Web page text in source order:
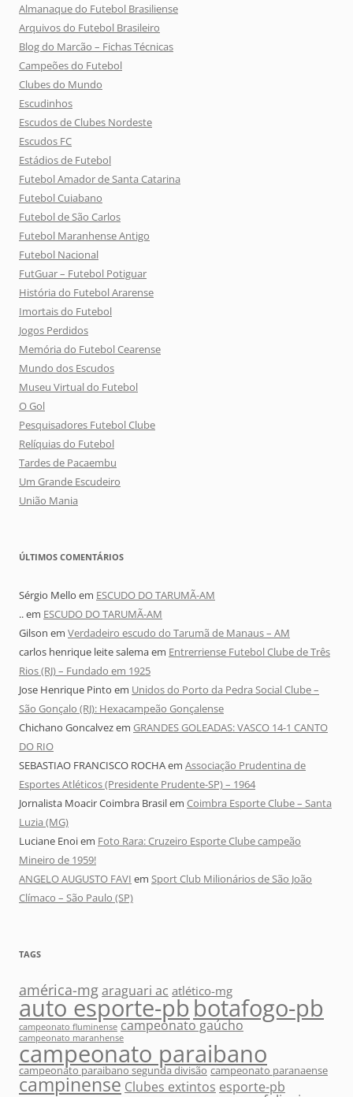
Almanaque do Futebol Brasiliense
Arquivos do Futebol Brasileiro
Blog do Marcão – Fichas Técnicas
Campeões do Futebol
Clubes do Mundo
Escudinhos
Escudos de Clubes Nordeste
Escudos FC
Estádios de Futebol
Futebol Amador de Santa Catarina
Futebol Cuiabano
Futebol de São Carlos
Futebol Maranhense Antigo
Futebol Nacional
FutGuar – Futebol Potiguar
História do Futebol Ararense
Imortais do Futebol
Jogos Perdidos
Memória do Futebol Cearense
Mundo dos Escudos
Museu Virtual do Futebol
O Gol
Pesquisadores Futebol Clube
Relíquias do Futebol
Tardes de Pacaembu
Um Grande Escudeiro
União Mania
ÚLTIMOS COMENTÁRIOS
Sérgio Mello em ESCUDO DO TARUMÃ-AM
..em ESCUDO DO TARUMÃ-AM
Gilson em Verdadeiro escudo do Tarumã de Manaus – AM
carlos henrique leite salemaem Entrerriense Futebol Clube de Três
Rios (RJ) – Fundado em 1925
Jose Henrique Pinto em Unidos do Porto da Pedra Social Clube –
São Gonçalo (RJ): Hexacampeão Gonçalense
Chichano Goncalvezem GRANDES GOLEADAS: VASCO 14-1 CANTO
DO RIO
SEBASTIAO FRANCISCO ROCHAem Associação Prudentina de
Esportes Atléticos (Presidente Prudente-SP) – 1964
Jornalista Moacir Coimbra Brasilem Coimbra Esporte Clube – Santa
Luzia (MG)
Luciane Enoiem Foto Rara: Cruzeiro Esporte Clube campeão
Mineiro de 1959!
ANGELO AUGUSTO FAVI em Sport Club Milionários de São João
Clímaco – São Paulo (SP)
TAGS
américa-mgaraguari ac atlético-mg
auto esporte-pbbotafogo-pb
campeonato fluminense campeonato gaúcho
campeonato maranhense
campeonato paraibano
campeonato paraibano segunda divisão campeonato paranaense
campinense Clubes extintos esporte-pb